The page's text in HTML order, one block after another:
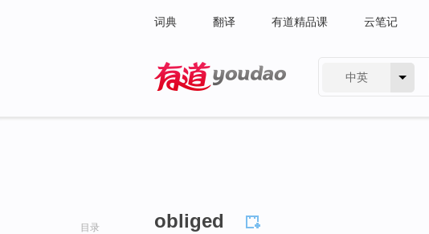
词典 翻译 有道精品课 云笔记
中英
目录 obliged